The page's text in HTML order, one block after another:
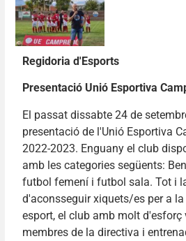
Regidoria d'Esports
Presentació Unió Esportiva
El passat dissabte 24 de
presentació de l'Unió Esportiva
2022-2023. Enguany el club
amb les categories següents:
futbol femení i futbol sala. Tot i
d'aconsseguir xiquets/es per a
esport, el club amb molt d'esforç
membres de la directiva i